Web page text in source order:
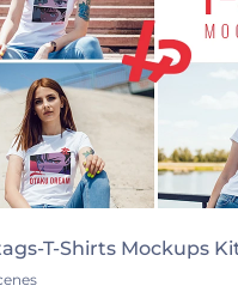
T-Shirts Mockups